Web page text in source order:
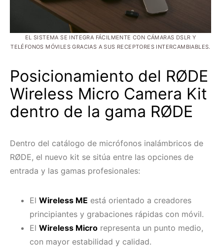
EL SISTEMA SE INTEGRA FÁCILMENTE CON CÁMARAS DSLR Y
TELÉFONOS MÓVILES GRACIAS A SUS RECEPTORES INTERCAMBIABLES.
Posicionamiento del RØDE
Wireless Micro Camera Kit
dentro de la gama RØDE
Dentro del catálogo de micrófonos inalámbricos de
RØDE, el nuevo kit se sitúa entre las opciones de
entrada y las gamas profesionales:
El Wireless ME está orientado a creadores
principiantes y grabaciones rápidas con móvil.
El Wireless Micro representa un punto medio,
con mayor estabilidad y calidad.